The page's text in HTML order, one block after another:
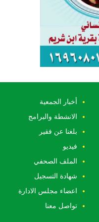
أخبار الجمعية
الانشطة والبرامج
بلغنا عن فقير
فيديو
الملف الصحفي
شهادة التسجيل
اعضاء مجلس الادارة
تواصل معنا